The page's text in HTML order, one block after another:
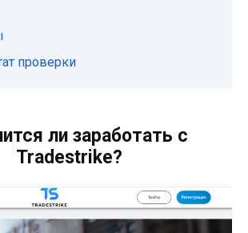
проверки
ли заработать с
Tradestrike?